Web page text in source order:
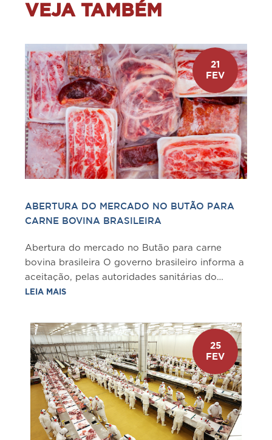
VEJA TAMBÉM
ABERTURA DO MERCADO NO BUTÃO PARA
CARNE BOVINA BRASILEIRA
21
FEV
Abertura do mercado no Butão para carne
bovina brasileira O governo brasileiro informa a
aceitação, pelas autoridades sanitárias do
Butão, do modelo de Certificado Sanitário
bovina congelada do Brasil. Essa abertura de
mercado fortalece as relações comerciais
bilaterais e representa......
LEIA MAIS
25
FEV